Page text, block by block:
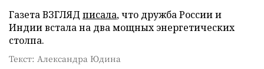
Газета ВЗГЛЯД писала, что дружба России и
Индии встала на два мощных энергетических
столпа.
Текст: Александра Юдина